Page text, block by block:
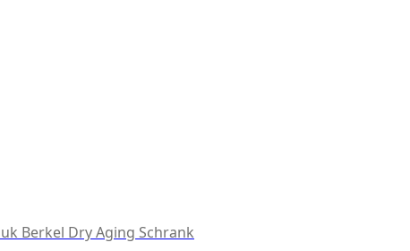
Berkel Dry Aging Schrank